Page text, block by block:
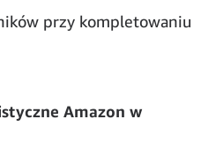
przy kompletowaniu
Amazon w